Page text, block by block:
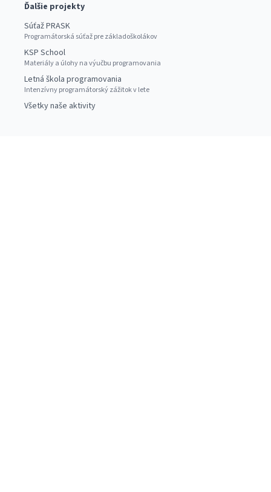
Ďalšie projekty
Súťaž PRASK
Programátorská súťaž pre základoškolákov
KSP School
Materiály a úlohy na výučbu programovania
Letná škola programovania
Intenzívny programátorský zážitok v lete
Všetky naše aktivity